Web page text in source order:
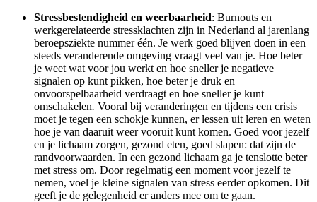
Stressbestendigheid en weerbaarheid: Burnouts en
werkgerelateerde stressklachten zijn in Nederland al jarenlang
beroepsziekte nummer één. Je werk goed blijven doen in een
steeds veranderende omgeving vraagt veel van je. Hoe beter
je weet wat voor jou werkt en hoe sneller je negatieve
signalen op kunt pikken, hoe beter je druk en
onvoorspelbaarheid verdraagt en hoe sneller je kunt
omschakelen. Vooral bij veranderingen en tijdens een crisis
moet je tegen een schokje kunnen, er lessen uit leren en weten
hoe je van daaruit weer vooruit kunt komen. Goed voor jezelf
en je lichaam zorgen, gezond eten, goed slapen: dat zijn de
randvoorwaarden. In een gezond lichaam ga je tenslotte beter
met stress om. Door regelmatig een moment voor jezelf te
nemen, voel je kleine signalen van stress eerder opkomen. Dit
geeft je de gelegenheid er anders mee om te gaan.